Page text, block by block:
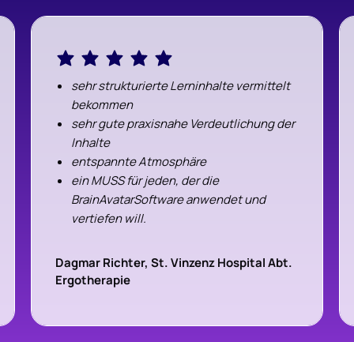
sehr strukturierte Lerninhalte vermittelt
bekommen
sehr gute praxisnahe Verdeutlichung der
Inhalte
entspannte Atmosphäre
ein MUSS für jeden, der die
BrainAvatarSoftware anwendet und
vertiefen will.
Dagmar Richter, St. Vinzenz Hospital Abt.
Ergotherapie